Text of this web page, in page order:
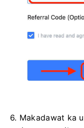
6. Makadawat ka